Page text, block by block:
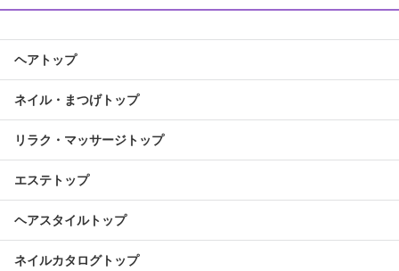
ヘアトップ
ネイル・まつげトップ
リラク・マッサージトップ
エステトップ
ヘアスタイルトップ
ネイルカタログトップ